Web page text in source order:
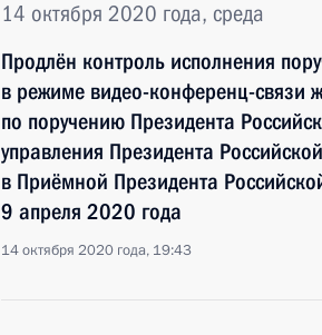
14 октября 2020 года, среда
Продлён контроль исполнения
в режиме видео-конференц-связи
по поручению Президента
управления Президента
в Приёмной Президента
9 апреля 2020 года
14 октября 2020 года, 19:43